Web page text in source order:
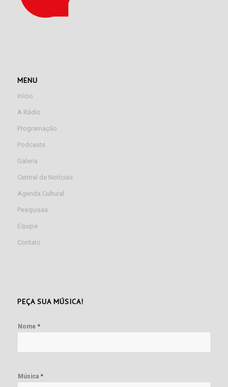
MENU
Início
A Rádio
Programação
Podcasts
Galeria
Central de Notícias
Agenda Cultural
Pesquisas
Equipe
Contato
PEÇA SUA MÚSICA!
Nome *
Música *